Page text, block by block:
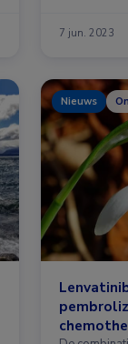
7 jun. 2023
Nieuws